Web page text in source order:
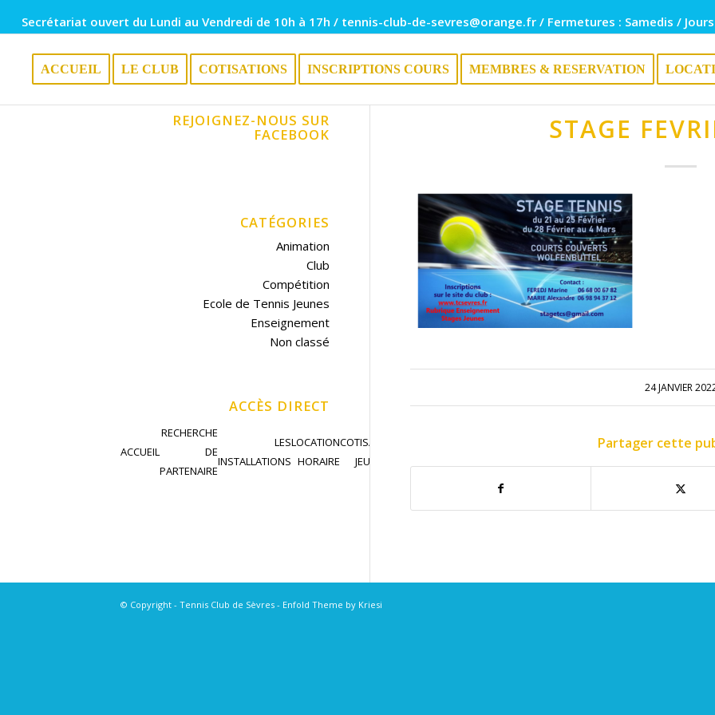
Secrétariat ouvert du Lundi au Vendredi de 10h à 17h / tennis-club-de-sevres@orange.fr / Fermetures : Samedis /
ACCUEIL LE CLUB COTISATIONS INSCRIPTIONS COURS MEMBRES & RESERVATION
STAGE
24 JANVIER
Partager cette
REJOIGNEZ-NOUS SUR
FACEBOOK
CATÉGORIES
Animation
Club
Compétition
Ecole de Tennis Jeunes
Enseignement
Non classé
ACCÈS DIRECT
ACCUEIL
RECHERCHE
DE
PARTENAIRE
LES
INSTALLATIONS
LOCATION
HORAIRE
COTISATION
JEU LIBRE
© Copyright - Tennis Club de Sèvres - Enfold Theme by Kriesi